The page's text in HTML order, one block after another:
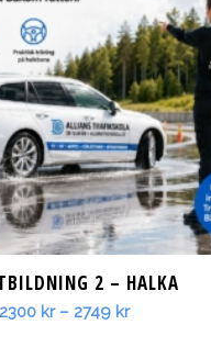
2 – HALKA
2300 kr – 2749 krPrisintervall: